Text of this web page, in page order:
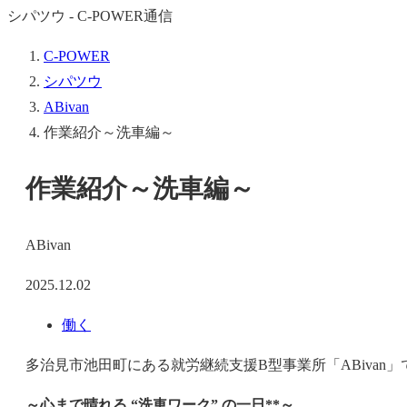
シパツウ - C-POWER通信
C-POWER
シパツウ
ABivan
作業紹介～洗車編～
作業紹介～洗車編～
ABivan
2025.12.02
働く
多治見市池田町にある就労継続支援B型事業所「ABivan」